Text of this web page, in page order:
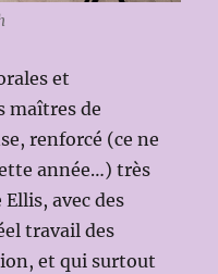
et
maîtres de
renforcé (ce ne
année…) très
avec des
travail des
et qui surtout